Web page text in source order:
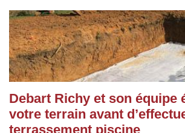
Debart Richy et son équipe
votre terrain avant
terrassement piscine